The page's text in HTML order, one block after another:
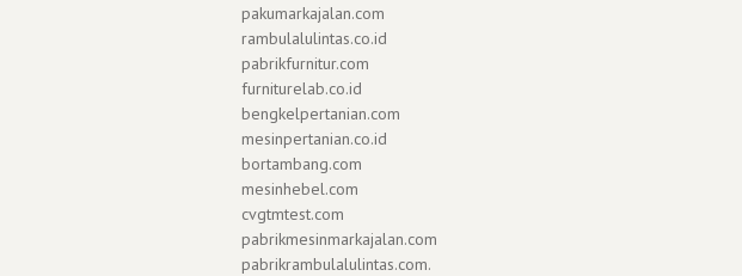
pakumarkajalan.com
rambulalulintas.co.id
pabrikfurnitur.com
furniturelab.co.id
bengkelpertanian.com
mesinpertanian.co.id
bortambang.com
mesinhebel.com
cvgtmtest.com
pabrikmesinmarkajalan.com
pabrikrambulalulintas.com.